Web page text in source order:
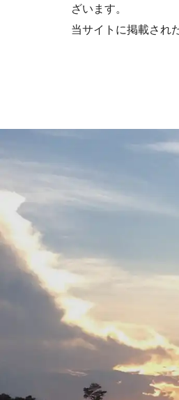
ざいます。
当サイトに掲載され